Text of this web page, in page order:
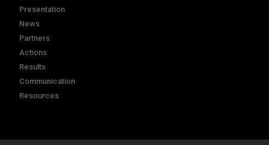
Presentation
News
Partners
Actions
Results
Communication
Resources